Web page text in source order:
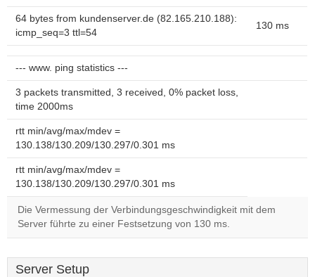
64 bytes from kundenserver.de (82.165.210.188):
icmp_seq=3 ttl=54
130 ms
--- www. ping statistics ---
3 packets transmitted, 3 received, 0% packet loss,
time 2000ms
rtt min/avg/max/mdev =
130.138/130.209/130.297/0.301 ms
rtt min/avg/max/mdev =
130.138/130.209/130.297/0.301 ms
Die Vermessung der Verbindungsgeschwindigkeit mit dem
Server führte zu einer Festsetzung von 130 ms.
Server Setup